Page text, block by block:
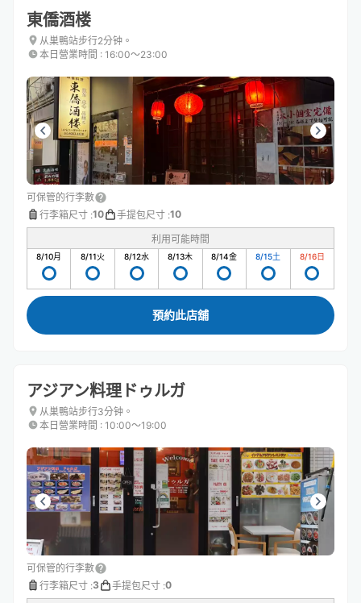
the
keyboard
shortcuts
for
changing
dates.
shortcuts
for
changing
dates.
東僑酒楼
从巣鴨站步行2分钟。
本日營業時間 : 16:00〜23:00
可保管的行李數
行李箱尺寸 :10 手提包尺寸 :10
利用可能時間
8/10月 8/11火 8/12水 8/13木 8/14金 8/15土 8/16日
預約此店舖
アジアン料理ドゥルガ
从巣鴨站步行3分钟。
本日營業時間 : 10:00〜19:00
可保管的行李數
行李箱尺寸 :3 手提包尺寸 :0